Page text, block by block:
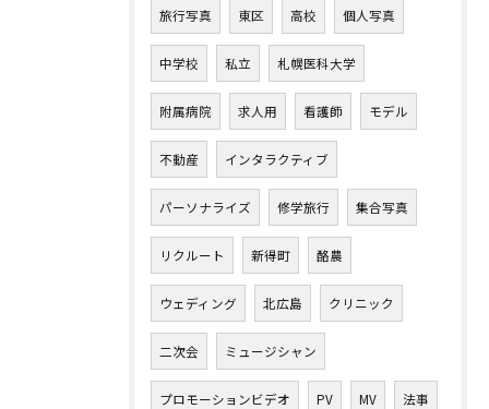
旅行写真 東区 高校 個人写真
中学校 私立 札幌医科大学
附属病院 求人用 看護師 モデル
不動産 インタラクティブ
パーソナライズ 修学旅行 集合写真
リクルート 新得町 酪農
ウェディング 北広島 クリニック
二次会 ミュージシャン
プロモーションビデオ PV MV 法事